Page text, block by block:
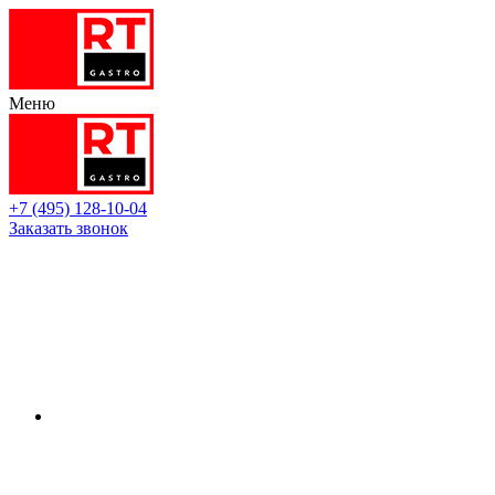
Меню
+7 (495) 128-10-04
Заказать звонок